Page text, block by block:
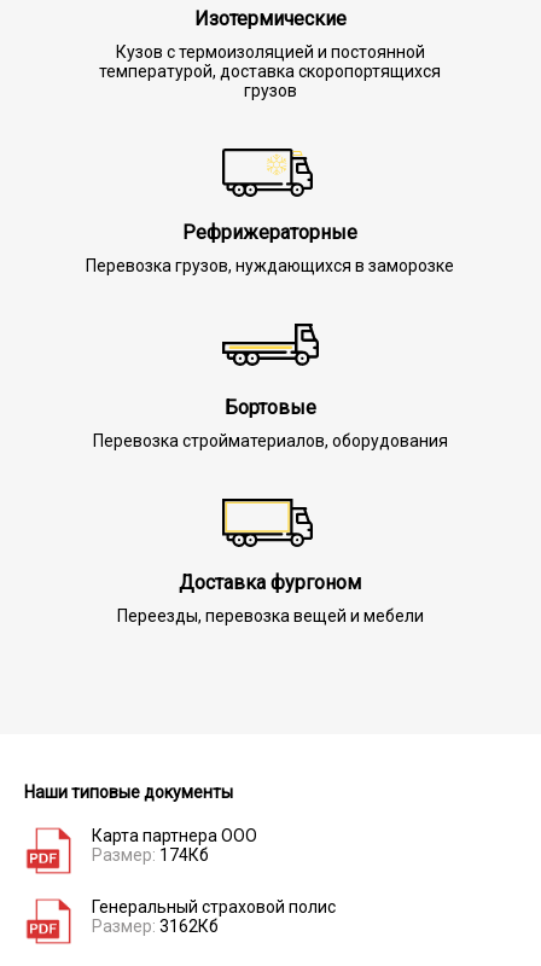
Изотермические
Кузов с термоизоляцией и постоянной
температурой, доставка скоропортящихся
грузов
Рефрижераторные
Перевозка грузов, нуждающихся в заморозке
Бортовые
Перевозка стройматериалов, оборудования
Доставка фургоном
Переезды, перевозка вещей и мебели
Наши типовые документы
Карта партнера ООО
Размер: 174Кб
Генеральный страховой полис
Размер: 3162Кб